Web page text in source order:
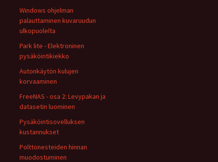
Windows ohjelman
palauttaminen kuvaruudun
ulkopuolelta
Park lite - Elektroninen
pysäköintikiekko
Autonkäytön kulujen
korvaaminen
FreeNAS - osa 2: Levypakan ja
datasetin luominen
Pysäköintisovelluksen
kustannukset
Polttonesteiden hinnan
muodostuminen